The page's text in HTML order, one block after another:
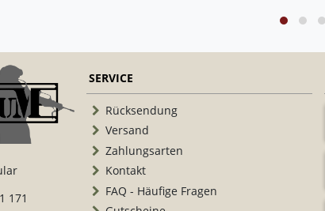
171
SERVICE
Rücksendung
Versand
Zahlungsarten
Kontakt
FAQ - Häufige Fragen